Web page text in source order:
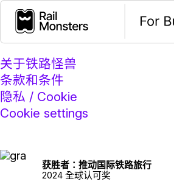
关于铁路怪兽
条款和条件
隐私 / Cookie
Cookie settings
获胜者：推动国际铁路旅行
2024 全球认可奖